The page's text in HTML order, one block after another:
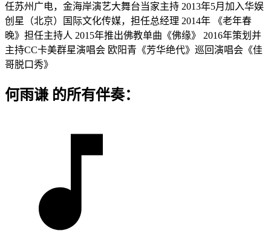
任苏州广电，金海岸演艺大舞台当家主持 2013年5月加入华娱
创星（北京）国际文化传媒，担任总经理 2014年 《老年春
晚》担任主持人 2015年推出佛教单曲《佛缘》 2016年策划并
主持CC卡美群星演唱会 欧阳青《芳华绝代》巡回演唱会《佳
哥脱口秀》
何雨谦 的所有伴奏：